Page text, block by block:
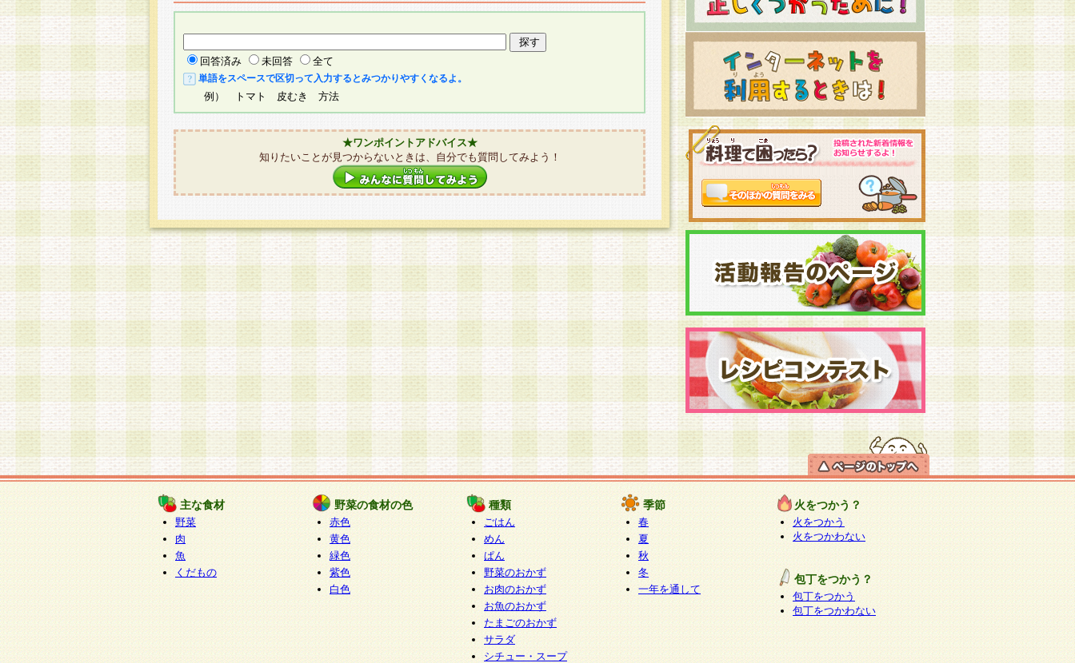
回答済み 未回答 全て
単語をスペースで区切って入力するとみつかりやすくなるよ。
例） トマト 皮むき 方法
★ワンポイントアドバイス★
知りたいことが見つからないときは、自分でも質問してみよう！
主な食材
野菜
肉
魚
くだもの
野菜の食材の色
赤色
黄色
緑色
紫色
白色
種類
ごはん
めん
ぱん
野菜のおかず
お肉のおかず
お魚のおかず
たまごのおかず
サラダ
シチュー・スープ
季節
春
夏
秋
冬
一年を通して
火をつかう？
火をつかう
火をつかわない
包丁をつかう？
包丁をつかう
包丁をつかわない